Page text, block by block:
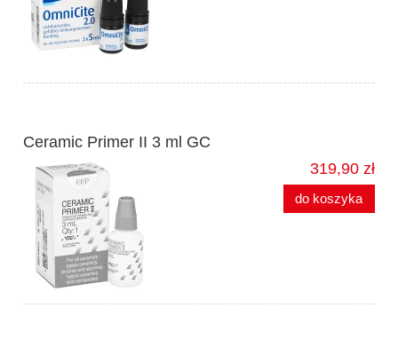
Ceramic Primer II 3 ml GC
319,90 zł
do koszyka